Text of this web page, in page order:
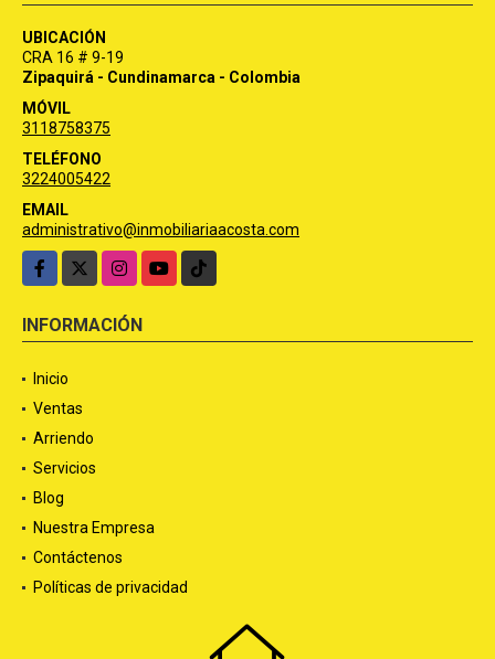
UBICACIÓN
CRA 16 # 9-19
Zipaquirá - Cundinamarca - Colombia
MÓVIL
3118758375
TELÉFONO
3224005422
EMAIL
administrativo@inmobiliariaacosta.com
Facebook
InstagramYouTubeTikTok
INFORMACIÓN
Inicio
Ventas
Arriendo
Servicios
Blog
Nuestra Empresa
Contáctenos
Políticas de privacidad